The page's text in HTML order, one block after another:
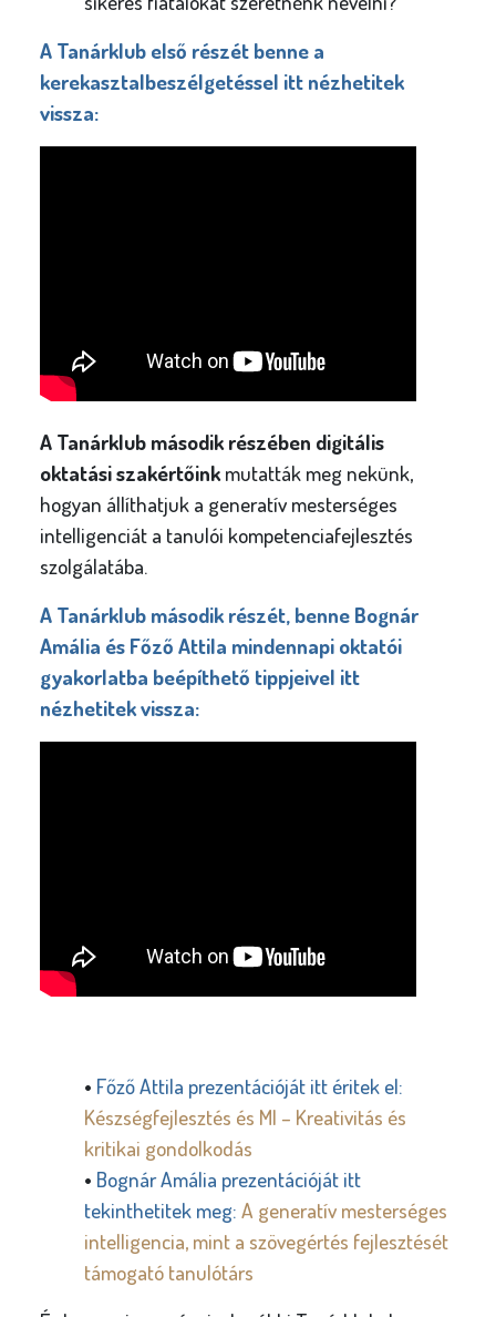
A Tanárklub első részét benne a
kerekasztalbeszélgetéssel itt nézhetitek
vissza:
A Tanárklub második részében digitális
oktatási szakértőinkmutatták meg nekünk,
hogyan állíthatjuk a generatív mesterséges
intelligenciát a tanulói kompetenciafejlesztés
szolgálatába.
A Tanárklub második részét, benne Bognár
Amália és Főző Attila mindennapi oktatói
gyakorlatba beépíthető tippjeivel itt
nézhetitek vissza:
• Főző Attila prezentációját itt éritek el:
Készségfejlesztés és MI – Kreativitás és
kritikai gondolkodás
• Bognár Amália prezentációját itt
tekinthetitek meg: A generatív mesterséges
intelligencia, mint a szövegértés fejlesztését
támogató tanulótárs